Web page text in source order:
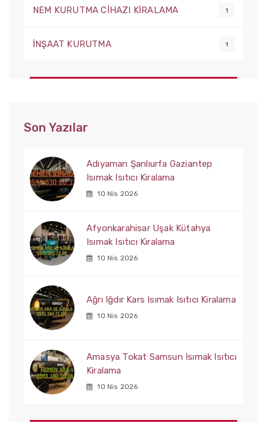
NEM KURUTMA CİHAZI KİRALAMA 1
İNŞAAT KURUTMA 1
Son Yazılar
Adıyaman Şanlıurfa Gaziantep
Isımak Isıtıcı Kiralama
10 Nis 2026
Afyonkarahisar Uşak Kütahya
Isımak Isıtıcı Kiralama
10 Nis 2026
Ağrı Iğdır Kars Isımak Isıtıcı Kiralama
10 Nis 2026
Amasya Tokat Samsun Isımak Isıtıcı
Kiralama
10 Nis 2026